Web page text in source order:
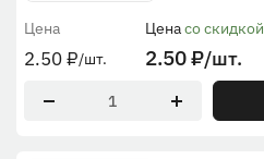
Цена
2.50₽/шт.
Ценасо скидкой
2.50₽/шт.